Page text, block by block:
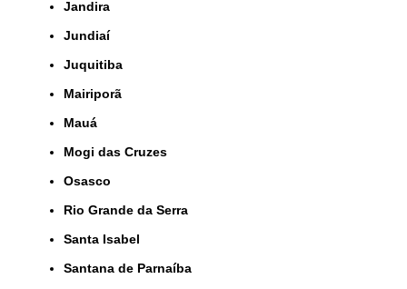
Jandira
Jundiaí
Juquitiba
Mairiporã
Mauá
Mogi das Cruzes
Osasco
Rio Grande da Serra
Santa Isabel
Santana de Parnaíba